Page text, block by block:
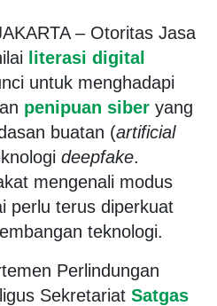
– Otoritas Jasa
literasi digital
untuk menghadapi
penipuan siber yang
buatan (artificial
deepfake.
mengenali modus
perlu terus diperkuat
teknologi.
Perlindungan
Sekretariat Satgas